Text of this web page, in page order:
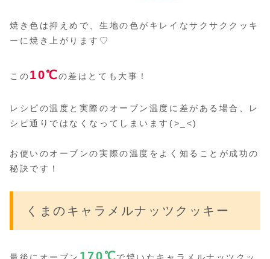
焼き色は抑えめで、生地の色がキレイなサクサククッキ
ーに焼き上がります♡
この10℃の差はとても大事！
レシピの温度と実際のオーブン温度に差がある場合、レ
シピ通りではなくなってしまいます(>_<)
お使いのオーブンの実際の温度をよく知ることが成功の
秘訣です！
くまのキャラメルナッツクッキー
170℃